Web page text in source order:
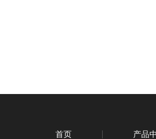
首页 产品